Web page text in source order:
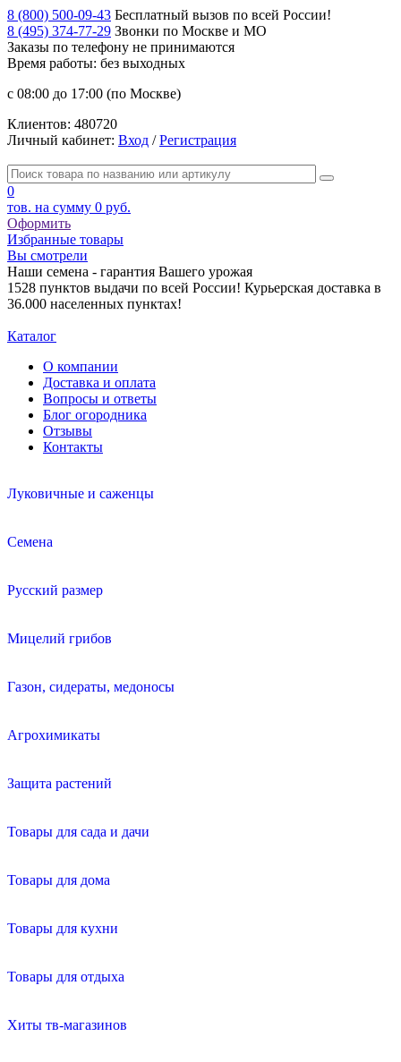
8 (800) 500-09-43 Бесплатный вызов по всей России!
8 (495) 374-77-29 Звонки по Москве и МО
Заказы по телефону не принимаются
Время работы: без выходных
с 08:00 до 17:00 (по Москве)
Клиентов: 480720
Личный кабинет: Вход /Регистрация
0
тов. на сумму 0 руб.
Оформить
Избранные товары
Вы смотрели
Наши семена - гарантия Вашего урожая
1528 пунктов выдачи по всей России! Курьерская доставка в
36.000 населенных пунктах!
Каталог
О компании
Доставка и оплата
Вопросы и ответы
Блог огородника
Отзывы
Контакты
Луковичные и саженцы
Семена
Русский размер
Мицелий грибов
Газон, сидераты, медоносы
Агрохимикаты
Защита растений
Товары для сада и дачи
Товары для дома
Товары для кухни
Товары для отдыха
Хиты тв-магазинов